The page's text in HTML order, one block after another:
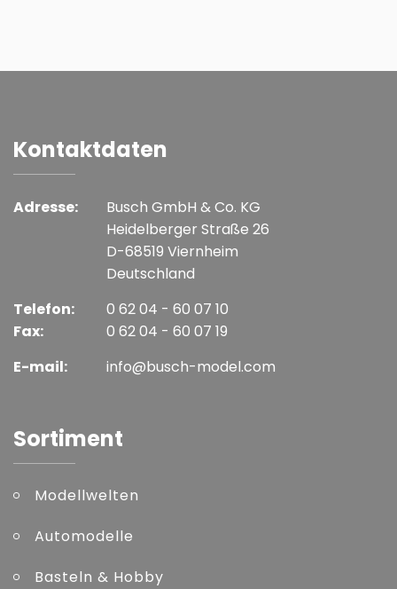
Kontaktdaten
Adresse:
Busch GmbH & Co. KG
Heidelberger Straße 26
D-68519 Viernheim
Deutschland
Telefon:
Fax:
0 62 04 - 60 07 10
0 62 04 - 60 07 19
E-mail:
info@busch-model.com
Sortiment
Modellwelten
Automodelle
Basteln & Hobby